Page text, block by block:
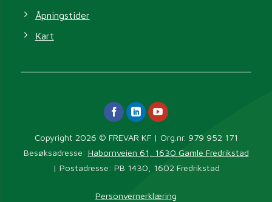
Åpningstider
Kart
Copyright 2026 © FREVAR KF | Org.nr. 979 952 171
Besøksadresse: Habornveien 61, 1630 Gamle Fredrikstad
| Postadresse: PB 1430, 1602 Fredrikstad
Personvernerklæring